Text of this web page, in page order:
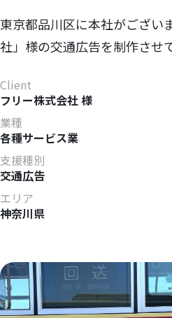
Client
フリー株式会社 様
業種
各種サービス業
支援種別
交通広告
エリア
神奈川県
東京都品川区に本社がござい
社」様の交通広告を制作させ